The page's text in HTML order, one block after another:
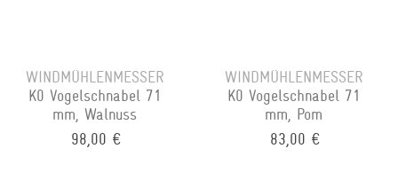
WINDMÜHLENMESSER
K0 Vogelschnabel 71
mm, Walnuss
98,00 €
WINDMÜHLENMESSER
K0 Vogelschnabel 71
mm, Pom
83,00 €